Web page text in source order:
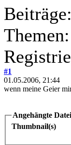
#1
01.05.2006, 21:44
wenn meine Geier
Angehängte
Thumbnail(s)